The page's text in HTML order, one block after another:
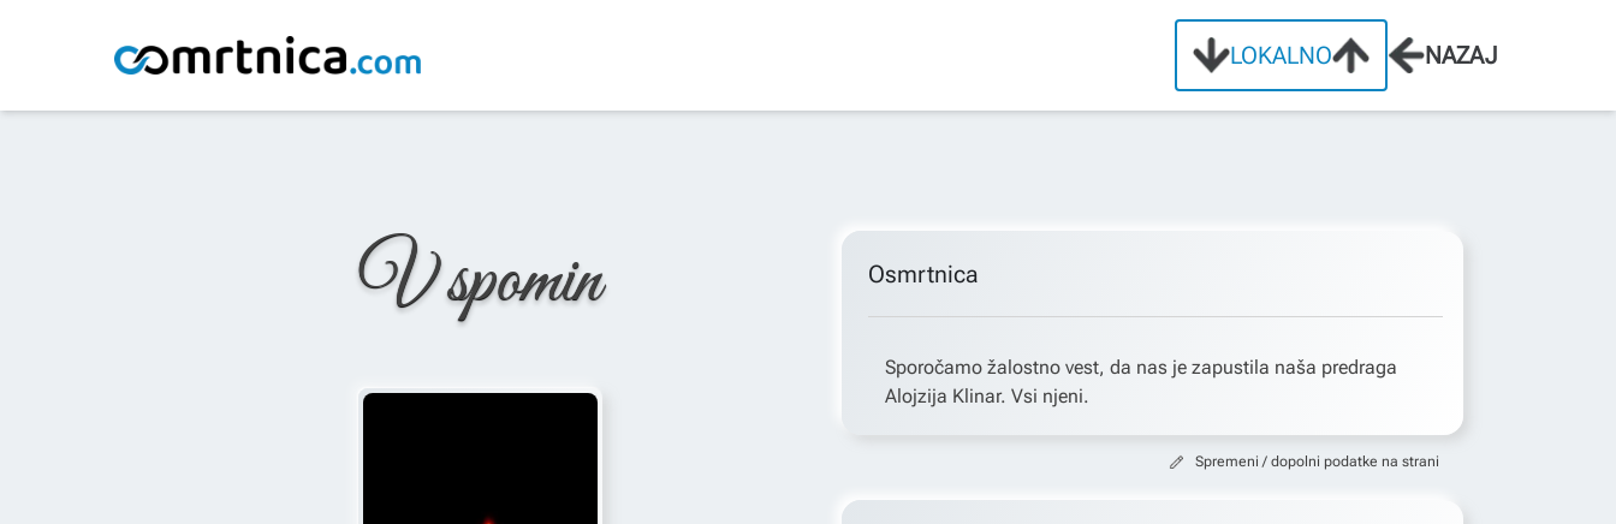
LOKALNO NAZAJ
Osmrtnice / Alojzija Klinar
V spomin Osmrtnica
Sporočamo žalostno vest, da nas je zapustila naša predraga
Alojzija Klinar. Vsi njeni.
Spremeni / dopolni podatke na strani